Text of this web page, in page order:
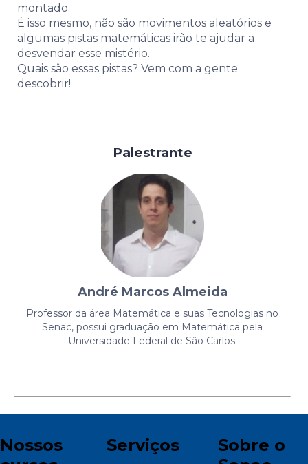
montado.
É isso mesmo, não são movimentos aleatórios e
algumas pistas matemáticas irão te ajudar a
desvendar esse mistério.
Quais são essas pistas? Vem com a gente
descobrir!
Palestrante
André Marcos Almeida
Professor da área Matemática e suas Tecnologias no
Senac, possui graduação em Matemática pela
Universidade Federal de São Carlos.
Nossos
Serviços
Sobre o